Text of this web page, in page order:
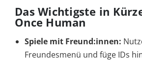
Das Wichtigste in
Once Human
Spiele mit Freund:innen:
Freundesmenü und füge IDs